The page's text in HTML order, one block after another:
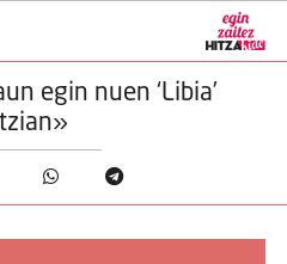
egin nuen ‘Libia’